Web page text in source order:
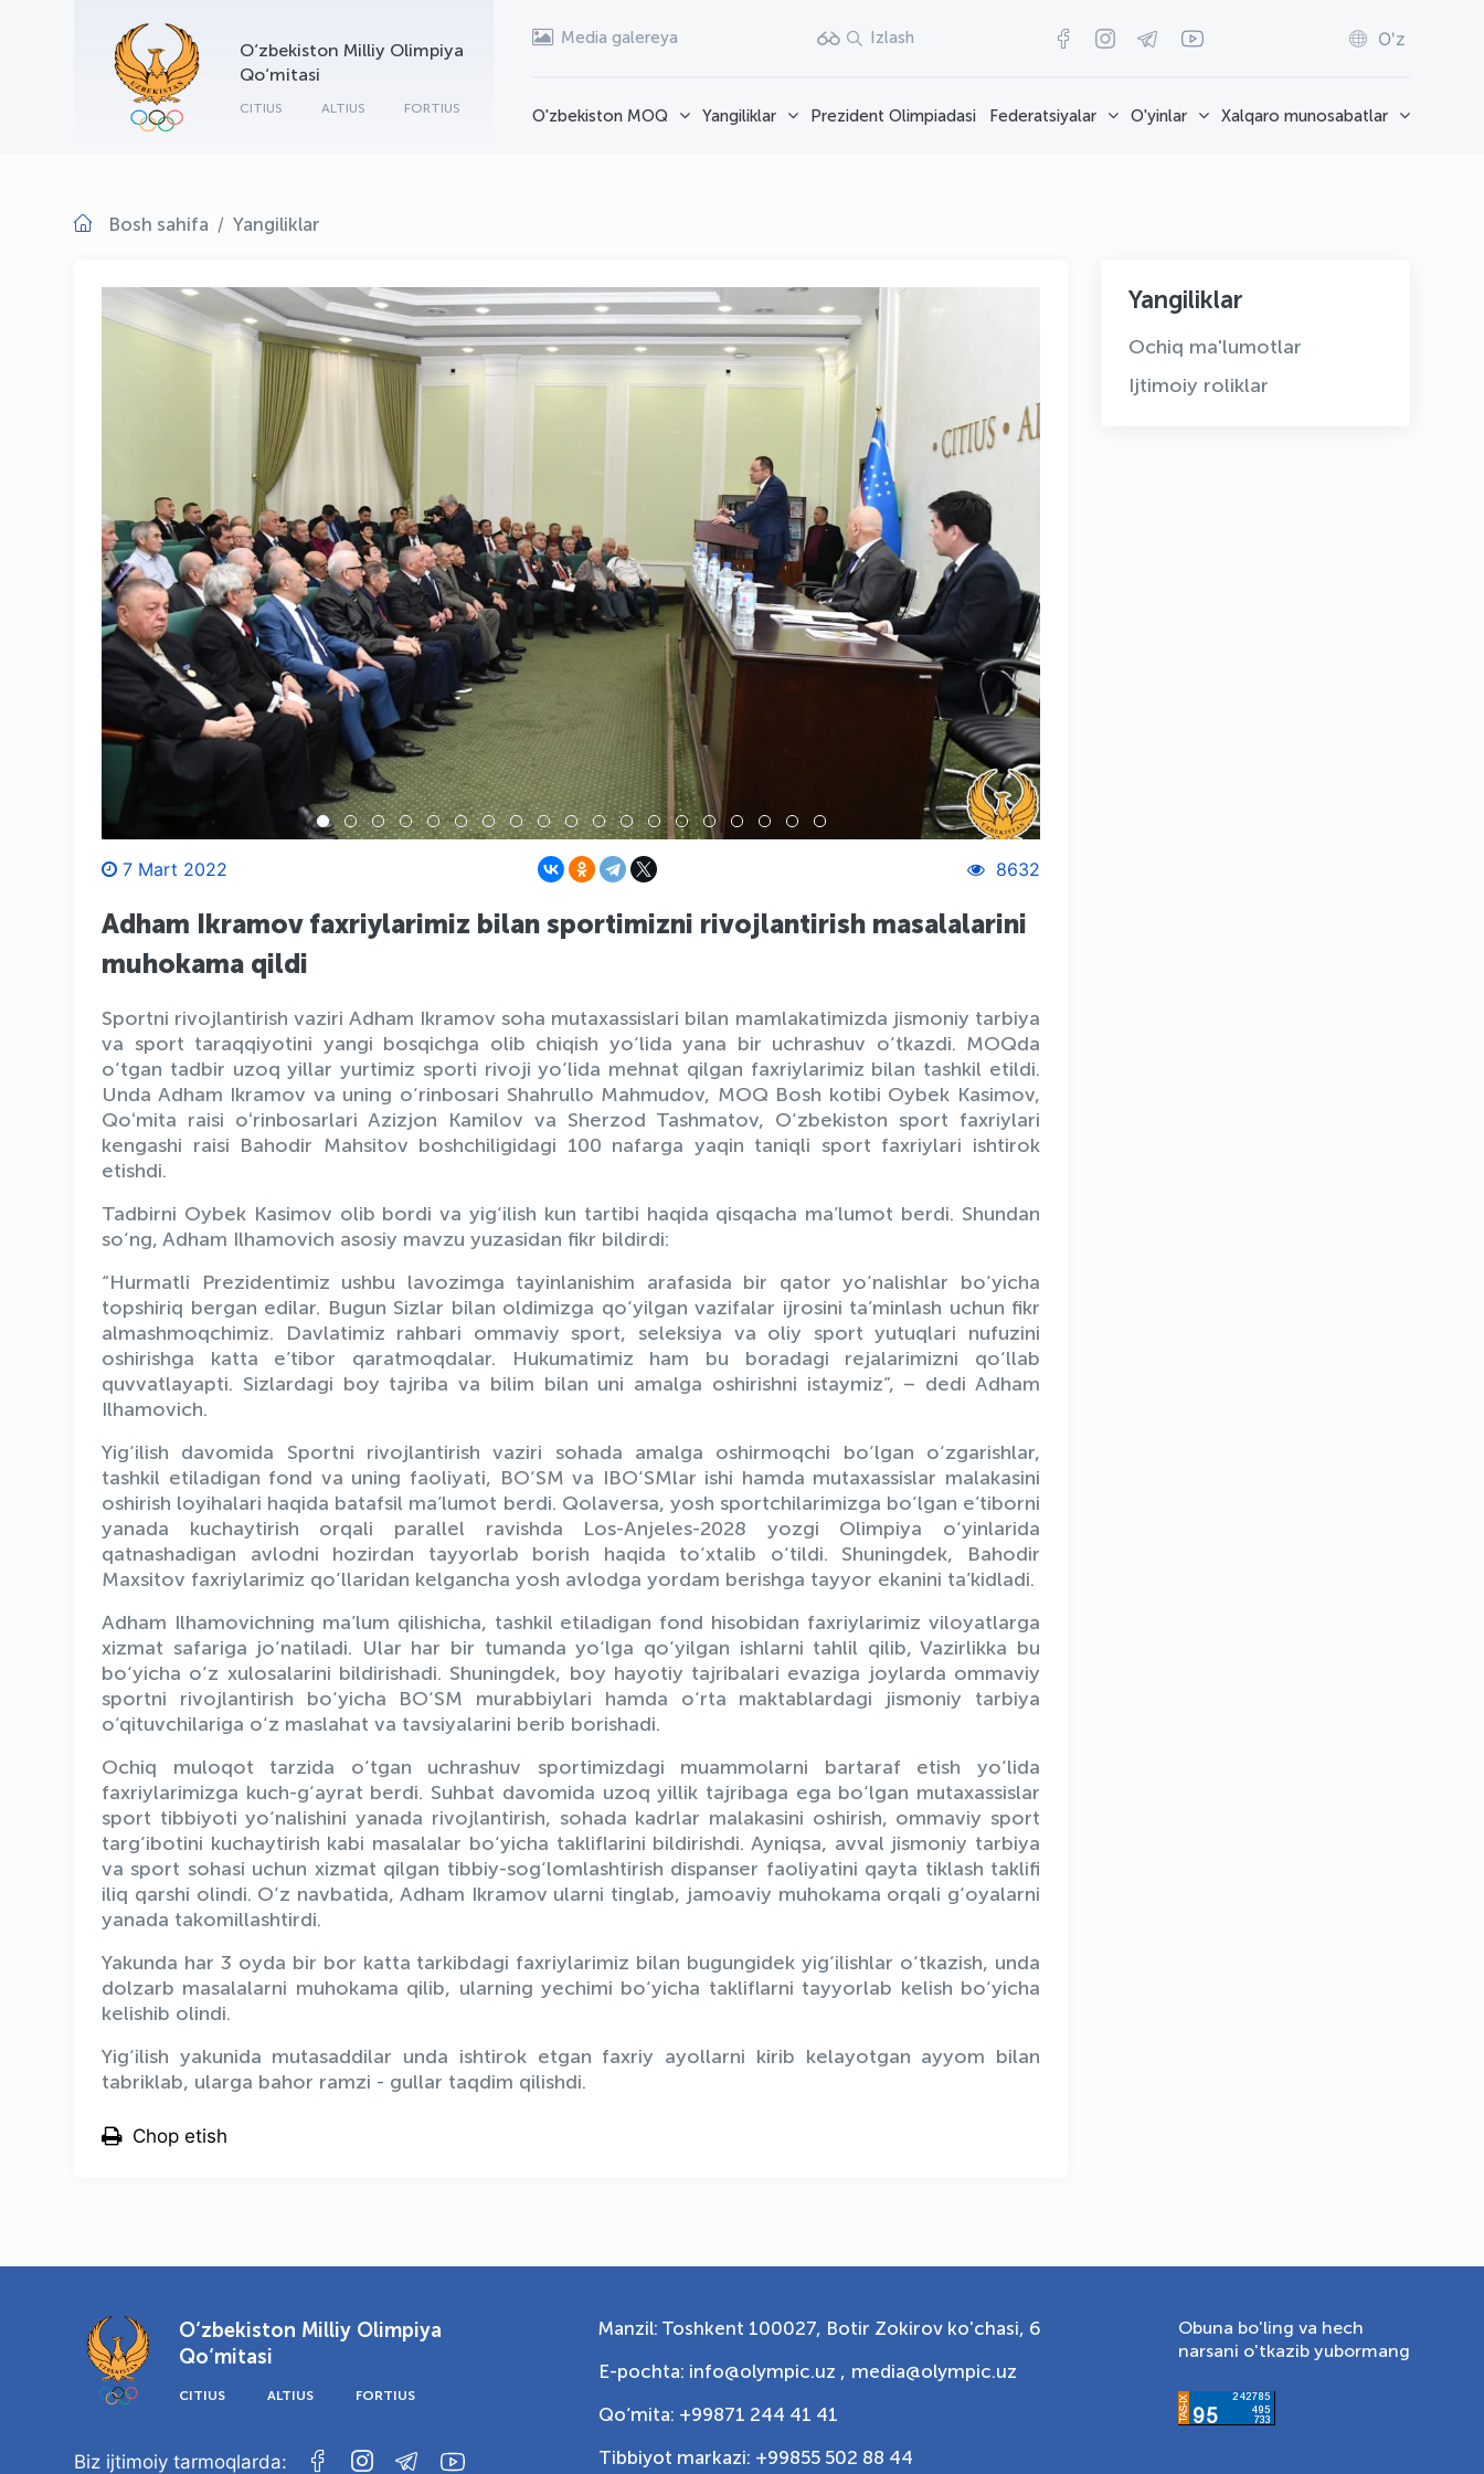
O‘zbekiston Milliy Olimpiya
Qo‘mitasi
CITIUS ALTIUS FORTIUS
Media galereya Izlash O'z
O'zbekiston MOQ Yangiliklar Prezident Olimpiadasi Federatsiyalar O'yinlar Xalqaro munosabatlar
Bosh sahifa Yangiliklar
7 Mart 2022 8632
Adham Ikramov faxriylarimiz bilan sportimizni rivojlantirish masalalarini
muhokama qildi
Sportni rivojlantirish vaziri Adham Ikramov soha mutaxassislari bilan mamlakatimizda jismoniy tarbiya
va sport taraqqiyotini yangi bosqichga olib chiqish yo‘lida yana bir uchrashuv o‘tkazdi. MOQda
o‘tgan tadbir uzoq yillar yurtimiz sporti rivoji yo‘lida mehnat qilgan faxriylarimiz bilan tashkil etildi.
Unda Adham Ikramov va uning o‘rinbosari Shahrullo Mahmudov, MOQ Bosh kotibi Oybek Kasimov,
Qoʻmita raisi oʻrinbosarlari Azizjon Kamilov va Sherzod Tashmatov, O‘zbekiston sport faxriylari
kengashi raisi Bahodir Mahsitov boshchiligidagi 100 nafarga yaqin taniqli sport faxriylari ishtirok
etishdi.
Tadbirni Oybek Kasimov olib bordi va yig‘ilish kun tartibi haqida qisqacha ma’lumot berdi. Shundan
so‘ng, Adham Ilhamovich asosiy mavzu yuzasidan fikr bildirdi:
“Hurmatli Prezidentimiz ushbu lavozimga tayinlanishim arafasida bir qator yo‘nalishlar bo‘yicha
topshiriq bergan edilar. Bugun Sizlar bilan oldimizga qo‘yilgan vazifalar ijrosini ta’minlash uchun fikr
almashmoqchimiz. Davlatimiz rahbari ommaviy sport, seleksiya va oliy sport yutuqlari nufuzini
oshirishga katta e’tibor qaratmoqdalar. Hukumatimiz ham bu boradagi rejalarimizni qo‘llab
quvvatlayapti. Sizlardagi boy tajriba va bilim bilan uni amalga oshirishni istaymiz”, – dedi Adham
Ilhamovich.
Yig‘ilish davomida Sportni rivojlantirish vaziri sohada amalga oshirmoqchi bo‘lgan o‘zgarishlar,
tashkil etiladigan fond va uning faoliyati, BO‘SM va IBO‘SMlar ishi hamda mutaxassislar malakasini
oshirish loyihalari haqida batafsil ma’lumot berdi. Qolaversa, yosh sportchilarimizga bo‘lgan e’tiborni
yanada kuchaytirish orqali parallel ravishda Los-Anjeles-2028 yozgi Olimpiya o‘yinlarida
qatnashadigan avlodni hozirdan tayyorlab borish haqida to‘xtalib o‘tildi. Shuningdek, Bahodir
Maxsitov faxriylarimiz qo‘llaridan kelgancha yosh avlodga yordam berishga tayyor ekanini ta’kidladi.
Adham Ilhamovichning ma’lum qilishicha, tashkil etiladigan fond hisobidan faxriylarimiz viloyatlarga
xizmat safariga jo‘natiladi. Ular har bir tumanda yo‘lga qo‘yilgan ishlarni tahlil qilib, Vazirlikka bu
bo‘yicha o‘z xulosalarini bildirishadi. Shuningdek, boy hayotiy tajribalari evaziga joylarda ommaviy
sportni rivojlantirish bo‘yicha BO‘SM murabbiylari hamda o‘rta maktablardagi jismoniy tarbiya
o‘qituvchilariga o‘z maslahat va tavsiyalarini berib borishadi.
Ochiq muloqot tarzida o‘tgan uchrashuv sportimizdagi muammolarni bartaraf etish yo‘lida
faxriylarimizga kuch-g‘ayrat berdi. Suhbat davomida uzoq yillik tajribaga ega bo‘lgan mutaxassislar
sport tibbiyoti yo‘nalishini yanada rivojlantirish, sohada kadrlar malakasini oshirish, ommaviy sport
targ‘ibotini kuchaytirish kabi masalalar bo‘yicha takliflarini bildirishdi. Ayniqsa, avval jismoniy tarbiya
va sport sohasi uchun xizmat qilgan tibbiy-sog‘lomlashtirish dispanser faoliyatini qayta tiklash taklifi
iliq qarshi olindi. O‘z navbatida, Adham Ikramov ularni tinglab, jamoaviy muhokama orqali g‘oyalarni
yanada takomillashtirdi.
Yakunda har 3 oyda bir bor katta tarkibdagi faxriylarimiz bilan bugungidek yig‘ilishlar o‘tkazish, unda
dolzarb masalalarni muhokama qilib, ularning yechimi bo‘yicha takliflarni tayyorlab kelish bo‘yicha
kelishib olindi.
Yig‘ilish yakunida mutasaddilar unda ishtirok etgan faxriy ayollarni kirib kelayotgan ayyom bilan
tabriklab, ularga bahor ramzi - gullar taqdim qilishdi.
Chop etish
Yangiliklar
Ochiq ma'lumotlar
Ijtimoiy roliklar
O‘zbekiston Milliy Olimpiya
Qo‘mitasi
CITIUS ALTIUS FORTIUS
Biz ijtimoiy tarmoqlarda:
Manzil: Toshkent 100027, Botir Zokirov ko'chasi, 6
E-pochta: info@olympic.uz , media@olympic.uz
Qo‘mita: +99871 244 41 41
Tibbiyot markazi: +99855 502 88 44
Obuna bo'ling va hech
narsani o'tkazib yubormang